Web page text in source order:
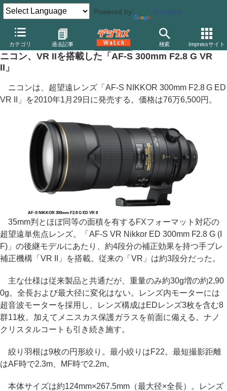
Powered by Translate
カテゴリ 過去記事 検索 Impressサイト
デジカメ Watch レンズ 交換レンズ ニコン
ニコン、VR IIを搭載した「AF-S 300mm F2.8 G VR
II」
ニコンは、超望遠レンズ「AF-S NIKKOR 300mm F2.8 G ED
VR II」を2010年1月29日に発売する。価格は76万6,500円。
AF-S NIKKOR 300mm F2.8 G ED VR II
35mm判とほぼ同等の面積を有するFXフォーマット対応の
超望遠単焦点レンズ。「AF-S VR Nikkor ED 300mm F2.8 G (I
F)」の後継モデルにあたり、約4段分の補正効果を持つ手ブレ
補正機構「VR II」を搭載。従来の「VR」は約3段分だった。
主な仕様は従来製品と共通だが、重量のみ約30g増の約2,90
0g。全長および最大径に変化はない。レンズ内モーターには
超音波モーターを採用し、レンズ構成はEDレンズ3枚を含む8
群11枚。加えてメニスカス保護ガラスを前面に備える。ナノ
クリスタルコートも引き続き施す。
絞り羽根は9枚の円形絞り。最小絞りはF22。最短撮影距離
はAF時で2.3m、MF時で2.2m。
本体サイズは約124mm×267.5mm（最大径×全長）。レンズ